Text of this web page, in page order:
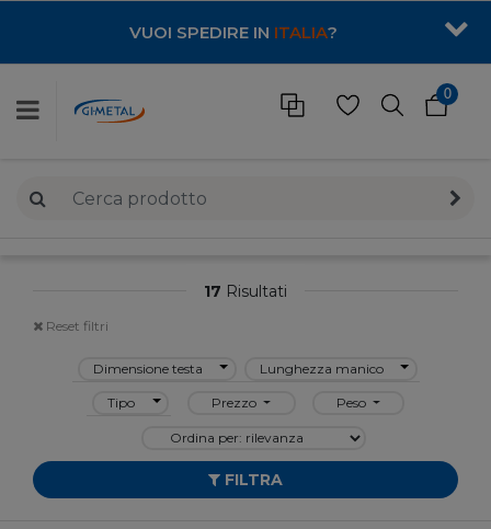
VUOI SPEDIRE IN ITALIA?
0
17 Risultati
Reset filtri
Dimensione testa Lunghezza manico
Tipo Prezzo Peso
FILTRA